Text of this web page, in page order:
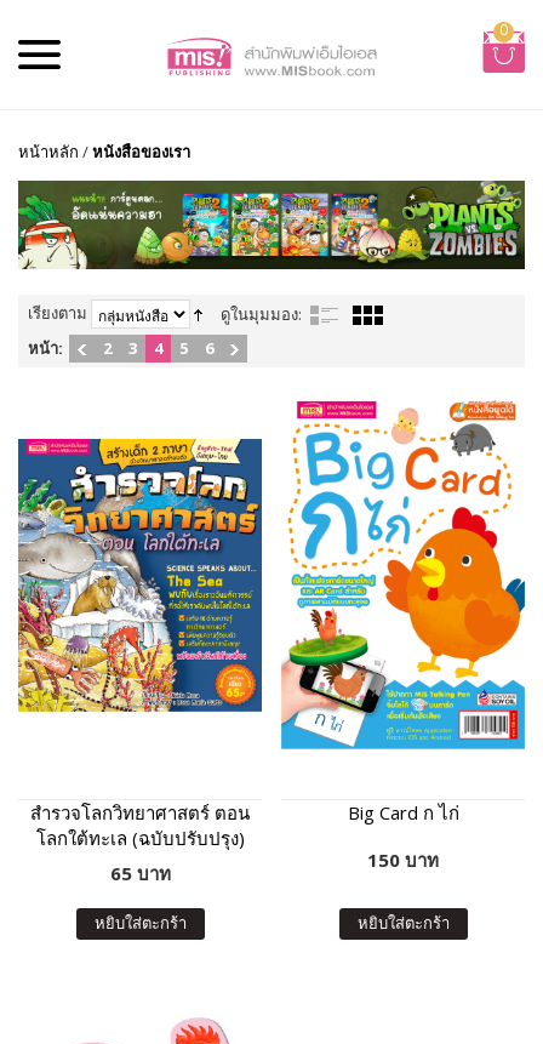
0
หน้าหลัก /หนังสือของเรา
เรียงตาม
ดูในมุมมอง:
หน้า:
2 3 4 5 6
สำรวจโลกวิทยาศาสตร์ ตอน
โลกใต้ทะเล (ฉบับปรับปรุง)
65 บาท
หยิบใส่ตะกร้า
Big Card ก ไก่
150 บาท
หยิบใส่ตะกร้า